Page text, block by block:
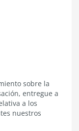
sobre la
entregue a
a los
nuestros